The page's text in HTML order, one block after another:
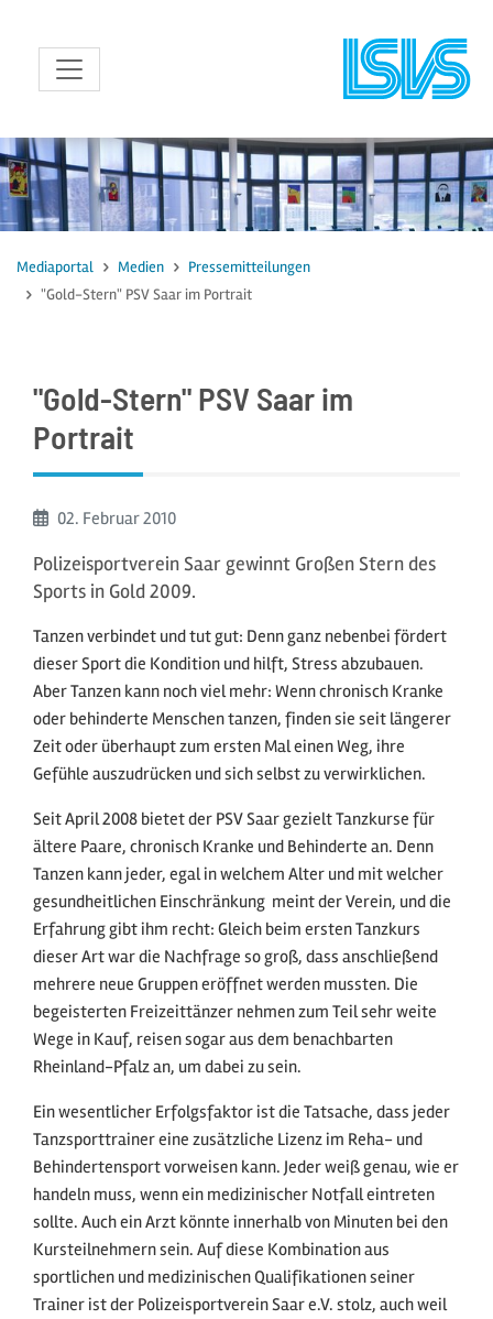
zum Inhalt
Mediaportal Medien
Pressemitteilungen
"Gold-Stern" PSV Saar im Portrait
"Gold-Stern" PSV Saar im
Portrait
Beginn:
02. Februar2010
Polizeisportverein Saar gewinnt Großen Stern des
Sports in Gold 2009.
Tanzen verbindet und tut gut: Denn ganz nebenbei fördert
dieser Sport die Kondition und hilft, Stress abzubauen.
Aber Tanzen kann noch viel mehr: Wenn chronisch Kranke
oder behinderte Menschen tanzen, finden sie seit längerer
Zeit oder überhaupt zum ersten Mal einen Weg, ihre
Gefühle auszudrücken und sich selbst zu verwirklichen.
Seit April 2008 bietet der PSV Saar gezielt Tanzkurse für
ältere Paare, chronisch Kranke und Behinderte an. Denn
Tanzen kann jeder, egal in welchem Alter und mit welcher
gesundheitlichen Einschränkung  meint der Verein, und die
Erfahrung gibt ihm recht: Gleich beim ersten Tanzkurs
dieser Art war die Nachfrage so groß, dass anschließend
mehrere neue Gruppen eröffnet werden mussten. Die
begeisterten Freizeittänzer nehmen zum Teil sehr weite
Wege in Kauf, reisen sogar aus dem benachbarten
Rheinland-Pfalz an, um dabei zu sein.
Ein wesentlicher Erfolgsfaktor ist die Tatsache, dass jeder
Tanzsporttrainer eine zusätzliche Lizenz im Reha- und
Behindertensport vorweisen kann. Jeder weiß genau, wie er
handeln muss, wenn ein medizinischer Notfall eintreten
sollte. Auch ein Arzt könnte innerhalb von Minuten bei den
Kursteilnehmern sein. Auf diese Kombination aus
sportlichen und medizinischen Qualifikationen seiner
Trainer ist der Polizeisportverein Saar e.V. stolz, auch weil